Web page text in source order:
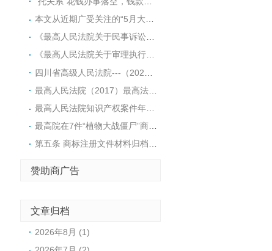
《最高人民法院关于民事诉讼证据的若干规定》第三十六条 人民法院对鉴定人出具的鉴定书，应当审查是否具有下列内容：(一)委托法院的名称；(二)委托鉴定的内容、要求；(三)鉴定材料；(四)鉴定所依据的原理、方法；(五)对鉴定过程的说明；(六)鉴定意见；(七 )承诺书。鉴定书应当由鉴定人签名或者盖章，并附鉴定人的相应资格证明。委托机构鉴定的，鉴定书应当由鉴定机构盖章，并由从事鉴定的人员签名。《最高人民法院关于民事诉讼证据的若干规定》第四十条 当事人申请重新鉴定，存在下列情形之一的，人民法院应当准许：（一）鉴定人不具备相应资格的；（二）鉴定程序严重违法的；（三）鉴定意见明显依据不足的；（四）鉴定意见不能作为证据使用的其他情形。存在前款第一项至第三项情形的，鉴定人已经收取的鉴定费用应当退还。拒不退还的，依照本规定第八十一条第二款的规定处理。对鉴定意见的瑕疵，可以通过补正、补充鉴定、或者补充质证、重新质证等方法解决的，人民法院不予准许重新鉴定的申请。重新鉴定的，原鉴定意见不得作为认定案件事实的根据。【关于鉴定的问与答】问：鉴定需要哪些材料？（当事人需提交）答：鉴定申请书、起诉状、申请人身份证明（代理人手续）、证据材料（以交通事故责任纠纷案件为例：《道路交通事故认定书》、就诊病历及影像学片等/车辆受损情况说明及图片、当事人驾驶证、行驶证等）鉴定材料原件尽可能准备齐全后递交法院，便于法院高效组织双方进行质证。问：鉴定机构该怎么选择？答：①协商确定（以双方商定的有资质的鉴定机构为准）。②双方不能协商确定的，可要求法院指定鉴定机构或法院摇号确定鉴定机构。问：鉴定费用谁来出？答： 鉴定费用是由申请人预交给鉴定机构的，无需支付给人民法院。费用数额以鉴定机构通知为准。鉴定费用必须依通知按时缴纳，否则可能导致鉴定程序无法启动。问：鉴定需要多长时间才能出结果？答： 根据鉴定事项的难易程度、鉴定材料准备情况，确定合理的鉴定期限，一般案件鉴定时限不超过30个工作日，重大、疑难、复杂案件鉴定时限不超过60个工作日。鉴定机构、鉴定人因特殊情况需要延长鉴定期限的，应当提出书面申请，人民法院可以根据具体情况决定是否延长鉴定期限。
《最高人民法院关于审理执行异议之诉案件适用法律问题的解释》---法释〔2025〕10号第十二条 执行法院冻结被执行的房地产开发企业的预售资金监管账户，案外人以其已向该账户交付购房款，且房屋买卖合同已经解除为由，提起执行异议之诉，请求排除相应购房款的强制执行并申请向其发放，事由成立的，人民法院应予支持。执行法院对被执行的房地产开发企业的建筑物及其占用范围内建设用地使用权实施强制执行，符合前条第一款第一项、第三项规定的商品房消费者因房屋不能交付且无实际交付可能导致房屋买卖合同已经解除，提起执行异议之诉，请求在建筑物及其建设用地使用权的变价款中排除相对应的强制执行并申请向其发放的，人民法院应予支持。
第五条 商标注册文件材料归档范围主要包括：（一）商标注册申请及后续业务类;（二）商标异议业务类;（三）商标撤销业务类;（四）商标复审业务类;（五）商标无效业务类;（六）其他类。出具商标注册证明材料、补发商标注册证材料、补发商标变更、转让、续展证明材料等可不归档。第十三条 除涉及国家秘密、商业秘密和个人隐私等内容外，任何人可以依照相关规定查阅、复制商标注册档案。
赞助商广告
文章归档
2026年8月 (1)